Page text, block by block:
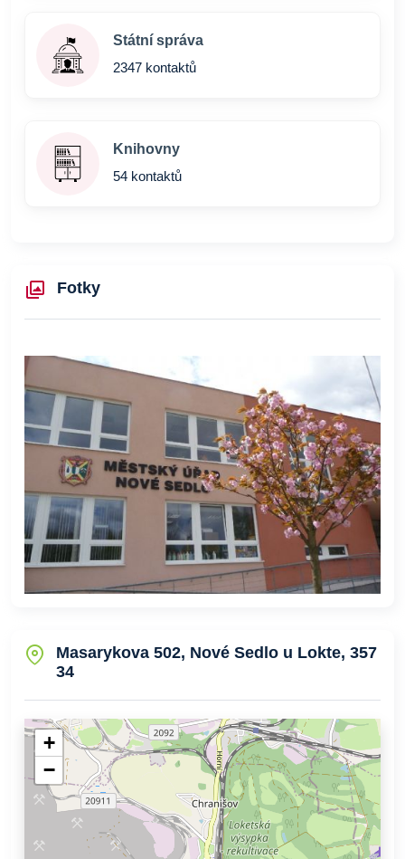
Státní správa
2347 kontaktů
Knihovny
54 kontaktů
Fotky
Masarykova 502, Nové Sedlo u Lokte, 357
34
+
−